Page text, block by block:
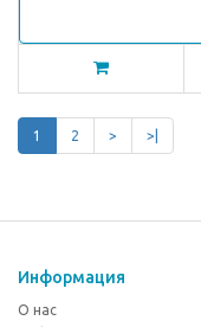
1 2 > >|
Информация
О нас